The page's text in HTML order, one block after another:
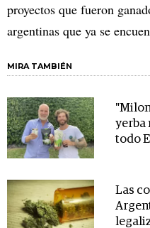
proyectos que fueron
argentinas que ya se
MIRA TAMBIÉN
yerba
todo
Las